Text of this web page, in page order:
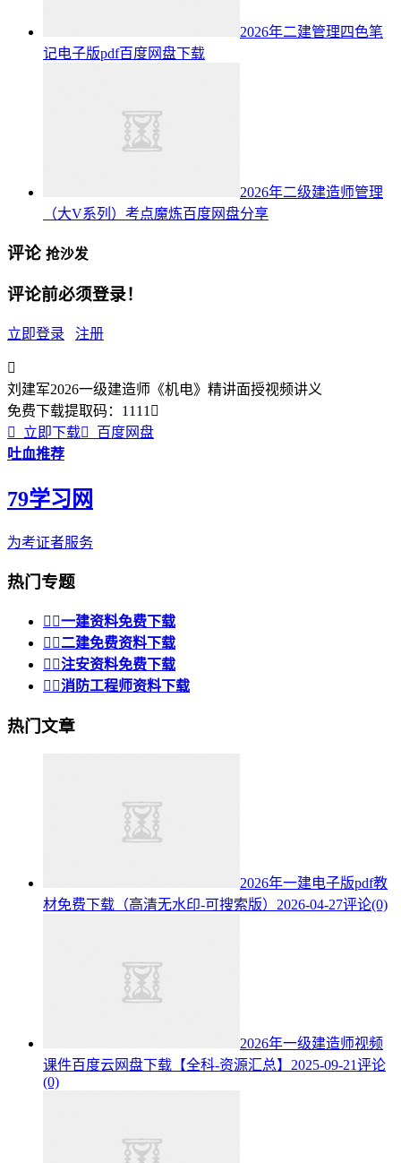
2026年二建管理四色笔
记电子版pdf百度网盘下载
2026年二级建造师管理
（大V系列）考点魔炼百度网盘分享
评论 抢沙发
评论前必须登录！
立即登录 注册

刘建军2026一级建造师《机电》精讲面授视频讲义
免费下载提取码： 1111 

立即下载
百度网盘
吐血推荐
79学习网
为考证者服务
热门专题
 一建资料免费下载
 二建免费资料下载
 注安资料免费下载
 消防工程师资料下载
热门文章
2026年一建电子版pdf教
材免费下载（高清无水印-可搜索版） 2026-04-27评论(0)
2026年一级建造师视频
课件百度云网盘下载【全科-资源汇总】 2025-09-21评论
(0)